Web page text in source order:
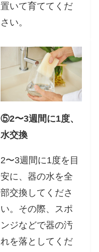
置いて育ててくだ
さい。
⑤2〜3週間に1度、
水交換
2〜3週間に1度を目
安に、器の水を全
部交換してくださ
い。その際、スポ
ンジなどで器の汚
れを落としてくだ